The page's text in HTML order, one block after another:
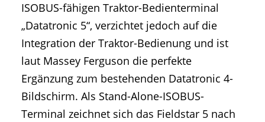
ISOBUS-fähigen Traktor-Bedienterminal
„Datatronic 5“, verzichtet jedoch auf die
Integration der Traktor-Bedienung und ist
laut Massey Ferguson die perfekte
Ergänzung zum bestehenden Datatronic 4-
Bildschirm. Als Stand-Alone-ISOBUS-
Terminal zeichnet sich das Fieldstar 5 nach